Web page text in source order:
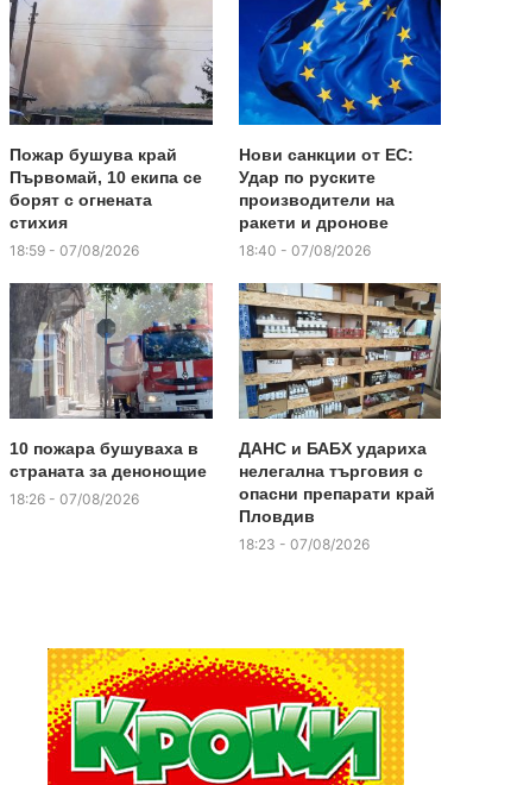
Пожар бушува край
Първомай, 10 екипа се
борят с огнената
стихия
18:59 - 07/08/2026
Нови санкции от ЕС:
Удар по руските
производители на
ракети и дронове
18:40 - 07/08/2026
10 пожара бушуваха в
страната за денонощие
18:26 - 07/08/2026
ДАНС и БАБХ удариха
нелегална търговия с
опасни препарати край
Пловдив
18:23 - 07/08/2026